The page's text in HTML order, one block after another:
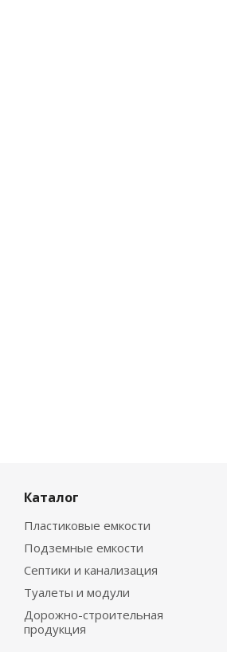
Каталог
Пластиковые емкости
Подземные емкости
Септики и канализация
Туалеты и модули
Дорожно-строительная
продукция